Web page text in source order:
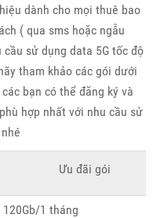
dành cho mọi thuê bao
( qua sms hoặc ngẫu
sử dụng data 5G tốc độ
tham khảo các gói dưới
bạn có thể đăng ký và
hợp nhất với nhu cầu sử
Ưu đãi gói
120Gb/1 tháng